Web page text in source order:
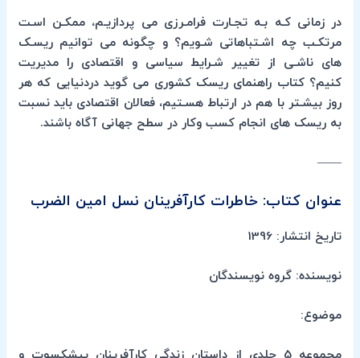
در زمانی کـه بـه تجـارت فرامـرزی می پردازیـم، ممکـن اسـت
مرتکـب چه اشـتباهاتی شـویم؟ و چگونه می توانیم ریسـک
های ناشـی از تغییر شـرایط سیاسی و اقتصادی را مدیریت
کنیم؟ کتاب راهنمای ریسک کشوری می گوید دردنیایی که هر
روز بیشـتر با هم در ارتباط هسـتیم، فعالان اقتصادی باید نسبت
به ریسک های انجام کسب وکار در سطح جهانی آگاه باشند.
——
عنوان کتاب: خاطرات کارآفرینان نسل امین الضرب
تاریخ انتشار: 1396
نویسنده: گروه نویسندگان
موضوع: